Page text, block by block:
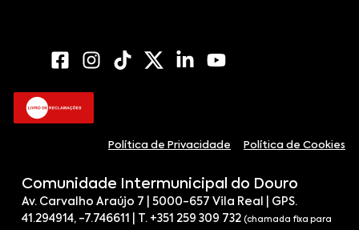
Política de Privacidade Política de Cookies
Comunidade Intermunicipal do Douro
Av. Carvalho Araújo 7 | 5000-657 Vila Real | GPS.
41.294914, -7.746611 | T. +351 259 309 732 (chamada fixa para